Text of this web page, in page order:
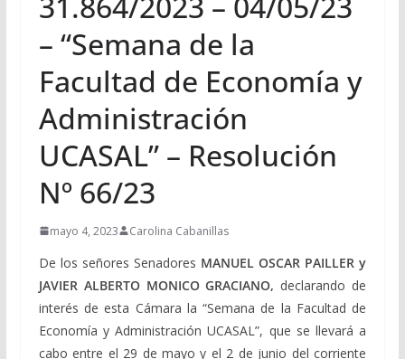
– “Semana de la
Facultad de Economía y
Administración
UCASAL” – Resolución
Nº 66/23
mayo 4, 2023 Carolina Cabanillas
De los señores Senadores MANUEL OSCAR PAILLER y
JAVIER ALBERTO MONICO GRACIANO, declarando de
interés de esta Cámara la “Semana de la Facultad de
Economía y Administración UCASAL”, que se llevará a
cabo entre el 29 de mayo y el 2 de junio del corriente